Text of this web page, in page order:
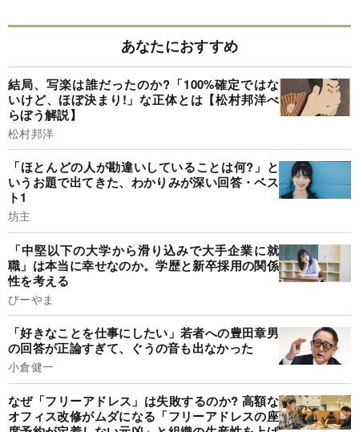
あなたにおすすめ
結局、写楽は誰だったのか?「100%確定ではな
いけど、ほぼ決まり!」な正体とは【松村邦洋べ
らぼう解説】
松村邦洋
「ほとんどの人が勘違いしていることは何?」と
いうお題で出てきた、わかりみが深い回答・ベス
ト1
坊主
​「中堅以下の大学から滑り込みで大手企業に就
職」は本当に幸せなのか。学歴と新卒採用の関係
性を考える
びーやま
「好きなことを仕事にしたい」若者への豊田章男
の回答が正論すぎて、ぐうの音も出なかった
小倉健一
なぜ「フリーアドレス」は失敗するのか? 高額な
オフィス改修がムダになる「フリーアドレスの座